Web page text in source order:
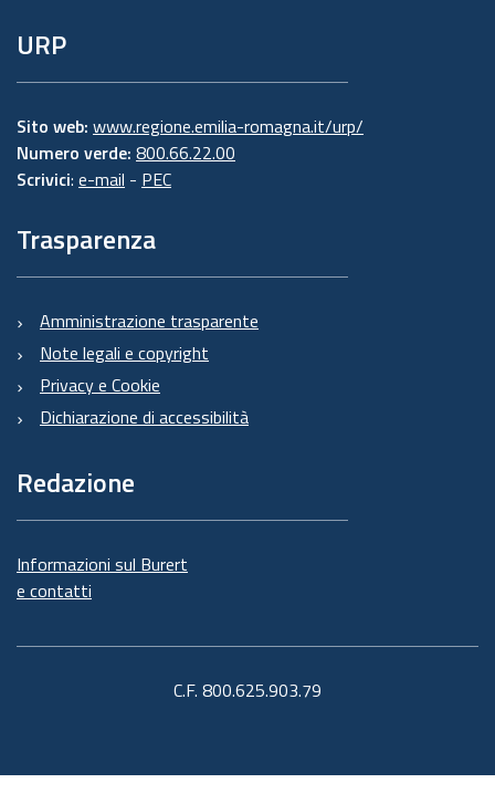
URP
Sito web: www.regione.emilia-romagna.it/urp/
Numero verde: 800.66.22.00
Scrivici: e-mail - PEC
Trasparenza
Amministrazione trasparente
Note legali e copyright
Privacy e Cookie
Dichiarazione di accessibilità
Redazione
Informazioni sul Burert
e contatti
C.F. 800.625.903.79